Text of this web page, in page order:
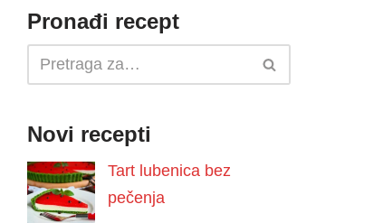
Pronađi recept
Novi recepti
Tart lubenica bez
pečenja